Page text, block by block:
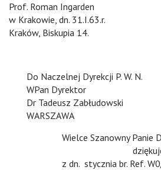
Prof. Roman Ingarden
w Krakowie, dn. 31.I.63.r.
Kraków, Biskupia 14.
Do Naczelnej Dyrekcji P. W. N.
WPan Dyrektor
Dr Tadeusz Zabłudowski
WARSZAWA
Wielce Szanowny Panie
z dn. stycznia br. Ref.